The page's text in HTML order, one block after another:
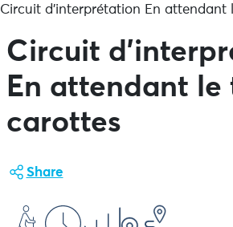
Circuit d’interprétation En attendant
Circuit
En attendant le
carottes
Share